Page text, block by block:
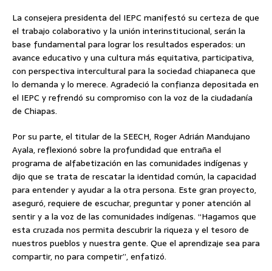
La consejera presidenta del IEPC manifestó su certeza de que
el trabajo colaborativo y la unión interinstitucional, serán la
base fundamental para lograr los resultados esperados: un
avance educativo y una cultura más equitativa, participativa,
con perspectiva intercultural para la sociedad chiapaneca que
lo demanda y lo merece. Agradeció la confianza depositada en
el IEPC y refrendó su compromiso con la voz de la ciudadanía
de Chiapas.
Por su parte, el titular de la SEECH, Roger Adrián Mandujano
Ayala, reflexionó sobre la profundidad que entraña el
programa de alfabetización en las comunidades indígenas y
dijo que se trata de rescatar la identidad común, la capacidad
para entender y ayudar a la otra persona. Este gran proyecto,
aseguró, requiere de escuchar, preguntar y poner atención al
sentir y a la voz de las comunidades indígenas. “Hagamos que
esta cruzada nos permita descubrir la riqueza y el tesoro de
nuestros pueblos y nuestra gente. Que el aprendizaje sea para
compartir, no para competir”, enfatizó.